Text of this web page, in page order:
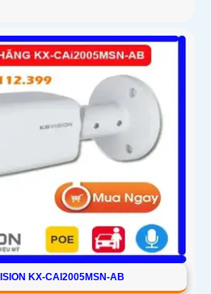
KX-CAI2005MSN-AB